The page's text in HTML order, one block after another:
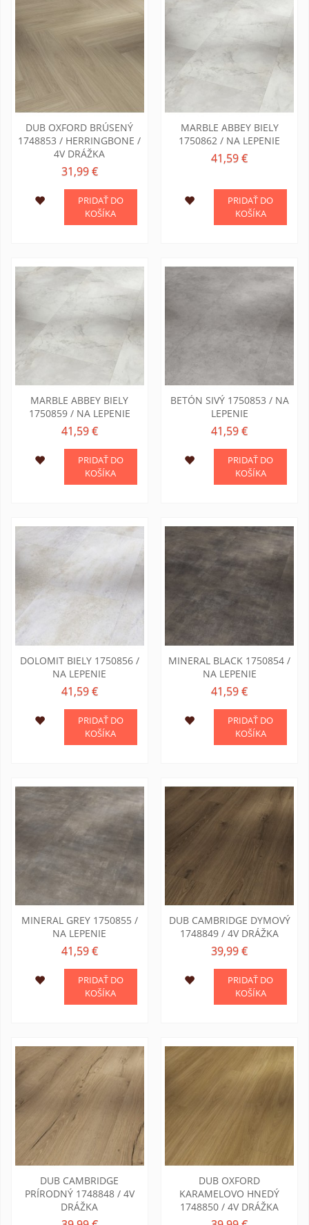
DUB OXFORD BRÚSENÝ
1748853 / HERRINGBONE /
4V DRÁŽKA
31,99 €
PRIDAŤ DO
KOŠÍKA
MARBLE ABBEY BIELY
1750862 / NA LEPENIE
41,59 €
PRIDAŤ DO
KOŠÍKA
MARBLE ABBEY BIELY
1750859 / NA LEPENIE
41,59 €
PRIDAŤ DO
KOŠÍKA
BETÓN SIVÝ 1750853 / NA
LEPENIE
41,59 €
PRIDAŤ DO
KOŠÍKA
DOLOMIT BIELY 1750856 /
NA LEPENIE
41,59 €
PRIDAŤ DO
KOŠÍKA
MINERAL BLACK 1750854 /
NA LEPENIE
41,59 €
PRIDAŤ DO
KOŠÍKA
MINERAL GREY 1750855 /
NA LEPENIE
41,59 €
PRIDAŤ DO
KOŠÍKA
DUB CAMBRIDGE DYMOVÝ
1748849 / 4V DRÁŽKA
39,99 €
PRIDAŤ DO
KOŠÍKA
DUB CAMBRIDGE
PRÍRODNÝ 1748848 / 4V
DRÁŽKA
DUB OXFORD
KARAMELOVO HNEDÝ
1748850 / 4V DRÁŽKA